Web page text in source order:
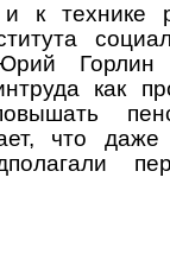
и к
Горлин
как
что даже